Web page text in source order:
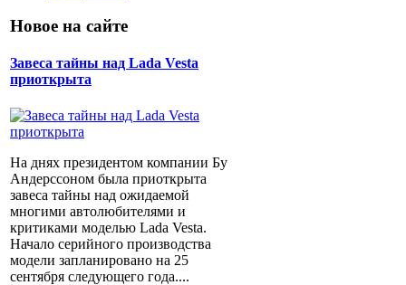
Новое на сайте
Завеса тайны над Lada Vesta
приоткрыта
На днях президентом компании Бу
Андерссоном была приоткрыта
завеса тайны над ожидаемой
многими автолюбителями и
критиками моделью Lada Vesta.
Начало серийного производства
модели запланировано на 25
сентября следующего года....